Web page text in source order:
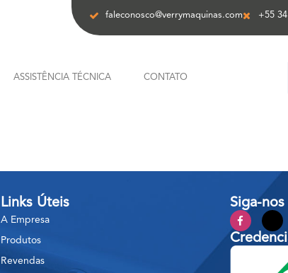
faleconosco@verrymaquinas.com +55
ASSISTÊNCIA TÉCNICA CONTATO
Links Úteis
A Empresa
Produtos
Revendas
Siga-nos